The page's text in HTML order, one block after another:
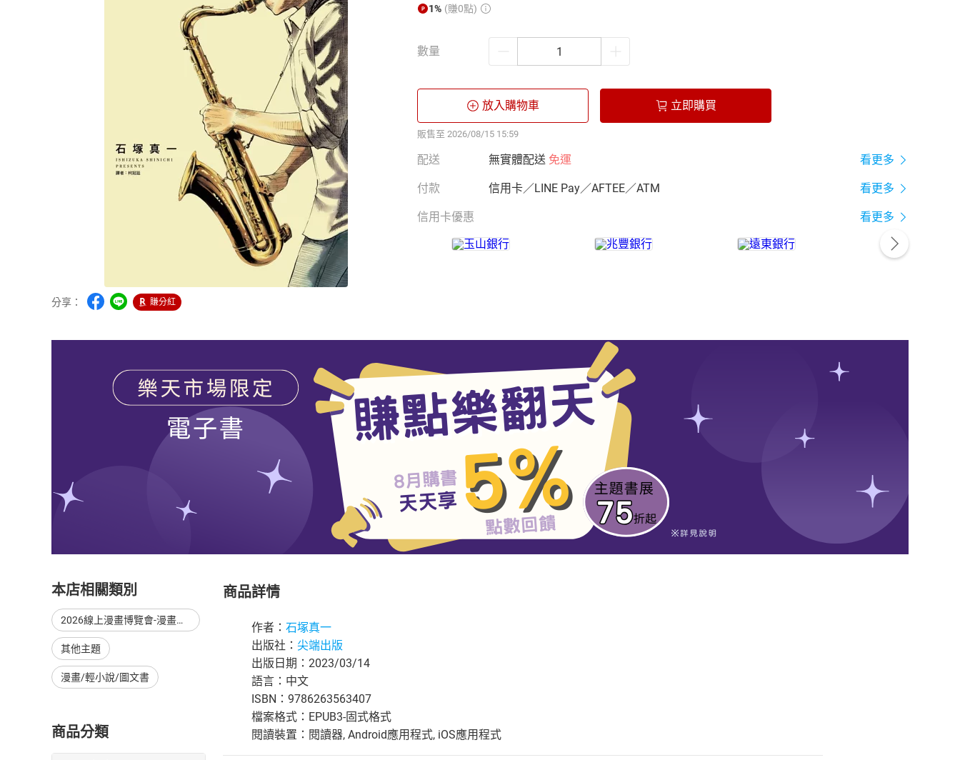
分享： 賺分紅
1% (賺0點)
數量
放入購物車 立即購買
販售至 2026/08/15 15:59
配送 無實體配送 免運 看更多
付款 信用卡／LINE Pay／AFTEE／ATM 看更多
信用卡優惠 看更多
本店相關類別
2026線上漫畫博覽會-漫畫，單本79折起，至8/15止
其他主題
漫畫/輕小說/圖文書
商品分類
商品詳情
作者： 石塚真一
出版社： 尖端出版
出版日期：2023/03/14
語言：中文
ISBN：9786263563407
檔案格式：EPUB3-固式格式
閱讀裝置：閱讀器, Android應用程式, iOS應用程式